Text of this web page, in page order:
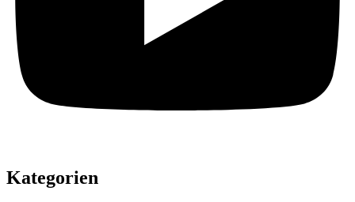
Kategorien